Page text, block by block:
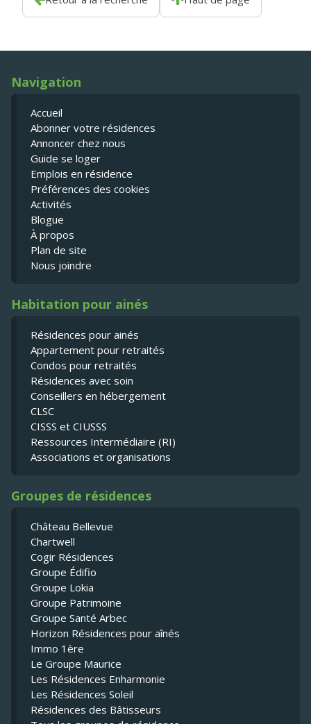
Navigation
Accueil
Abonner votre résidences
Annoncer chez nous
Guide se loger
Emplois en résidence
Préférences des cookies
Activités
Blogue
À propos
Plan de site
Nous joindre
Habitation pour ainés
Résidences pour ainés
Appartement pour retraités
Condos pour retraités
Résidences avec soin
Conseillers en hébergement
CLSC
CISSS et CIUSSS
Ressources Intermédiaire (RI)
Associations et organisations
Groupes de résidences
Château Bellevue
Chartwell
Cogir Résidences
Groupe Édifio
Groupe Lokia
Groupe Patrimoine
Groupe Santé Arbec
Horizon Résidences pour aînés
Immo 1ère
Le Groupe Maurice
Les Résidences Enharmonie
Les Résidences Soleil
Résidences des Bâtisseurs